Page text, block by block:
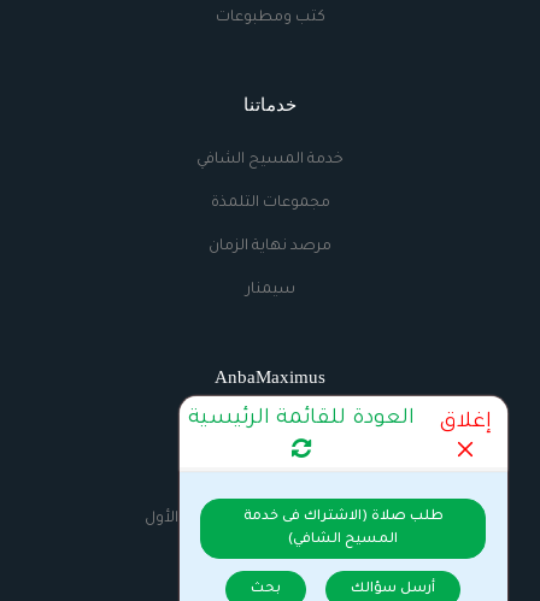
كتب ومطبوعات
خدماتنا
خدمة المسيح الشافي
مجموعات التلمذة
مرصد نهاية الزمان
سيمنار
AnbaMaximus
اتصل بنا
الراديو
السيرة الذاتية للانبا مكسيموس الأول
إغلاق العودة للقائمة الرئيسية
طلب صلاة (الاشتراك فى خدمة
المسيح الشافي)
أرسل سؤالك بحث